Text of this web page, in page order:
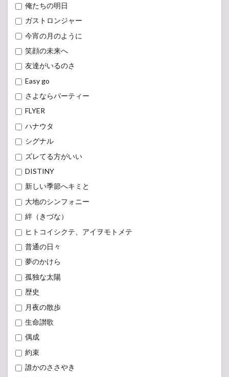
俺たちの明日
ガストロンジャー
今宵の月のように
笑顔の未来へ
友達がいるのさ
Easy go
さよならパーティー
FLYER
ハナウタ
シグナル
ズレてる方がいい
DISTINY
新しい季節へキミと
大地のシンフォニー
絆（きづな）
ヒトコイシクテ、アイヲモトメテ
普通の日々
夢のかけら
孤独な太陽
歴史
月夜の散歩
生命讃歌
偶成
約束
誰かのささやき